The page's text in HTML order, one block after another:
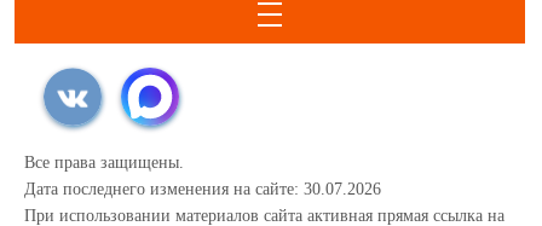
Все права защищены.
Дата последнего изменения на сайте: 30.07.2026
При использовании материалов сайта активная прямая ссылка на